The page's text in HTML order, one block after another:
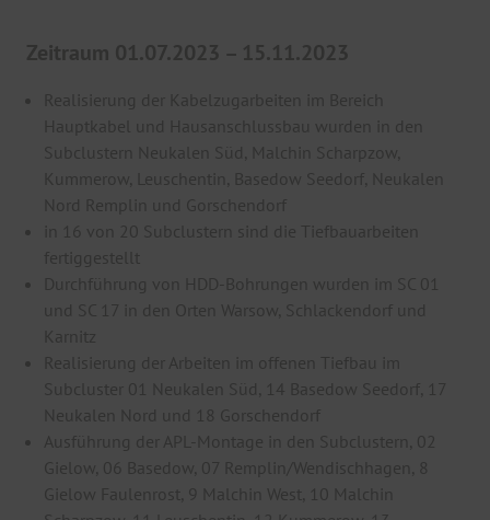
Zeitraum 01.07.2023 – 15.11.2023
Realisierung der Kabelzugarbeiten im Bereich
Hauptkabel und Hausanschlussbau wurden in den
Subclustern Neukalen Süd, Malchin Scharpzow,
Kummerow, Leuschentin, Basedow Seedorf, Neukalen
Nord Remplin und Gorschendorf
in 16 von 20 Subclustern sind die Tiefbauarbeiten
fertiggestellt
Durchführung von HDD-Bohrungen wurden im SC 01
und SC 17 in den Orten Warsow, Schlackendorf und
Karnitz
Realisierung der Arbeiten im offenen Tiefbau im
Subcluster 01 Neukalen Süd, 14 Basedow Seedorf, 17
Neukalen Nord und 18 Gorschendorf
Ausführung der APL-Montage in den Subclustern, 02
Gielow, 06 Basedow, 07 Remplin/Wendischhagen, 8
Gielow Faulenrost, 9 Malchin West, 10 Malchin